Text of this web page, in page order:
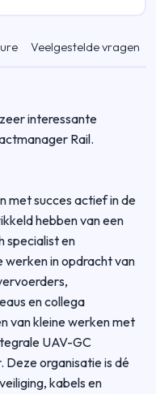
Veelgestelde vragen
interessante
Rail.
met succes actief in de
hebben van een
specialist en
werken in opdracht van
en collega
van kleine werken met
UAV-GC
Deze organisatie is dé
kabels en